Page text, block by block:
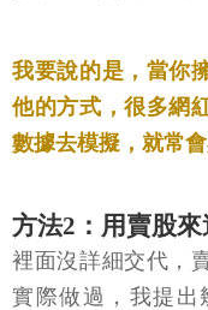
我要說的是，當你
他的方式，很多網
數據去模擬，就常
方法2：用賣股來
裡面沒詳細交代，
實際做過，我提出